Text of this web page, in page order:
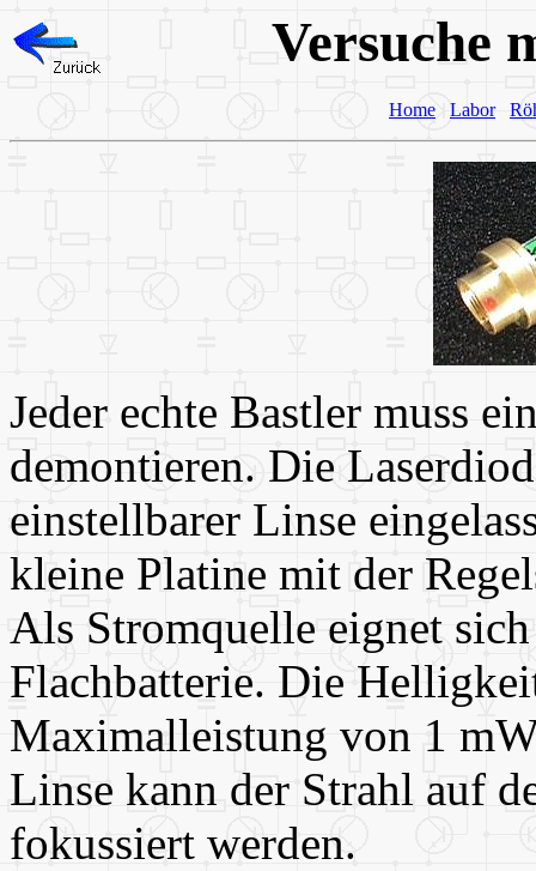
Versuche
Home Labor
Jeder echte Bastler muss
demontieren. Die
einstellbarer Linse
kleine Platine mit der
Als Stromquelle eignet
Flachbatterie. Die
Maximalleistung von 1
Linse kann der Strahl auf
fokussiert werden.